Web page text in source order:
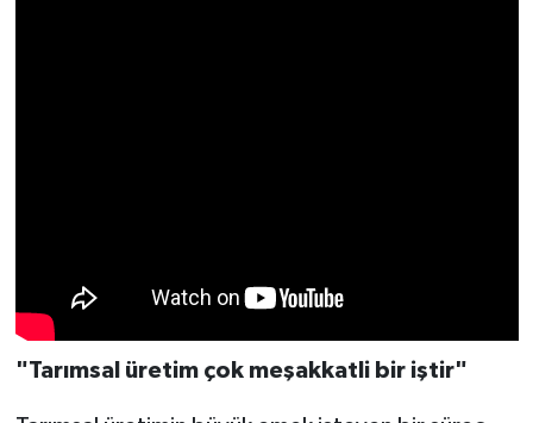
"Tarımsal üretim çok meşakkatli bir iştir"